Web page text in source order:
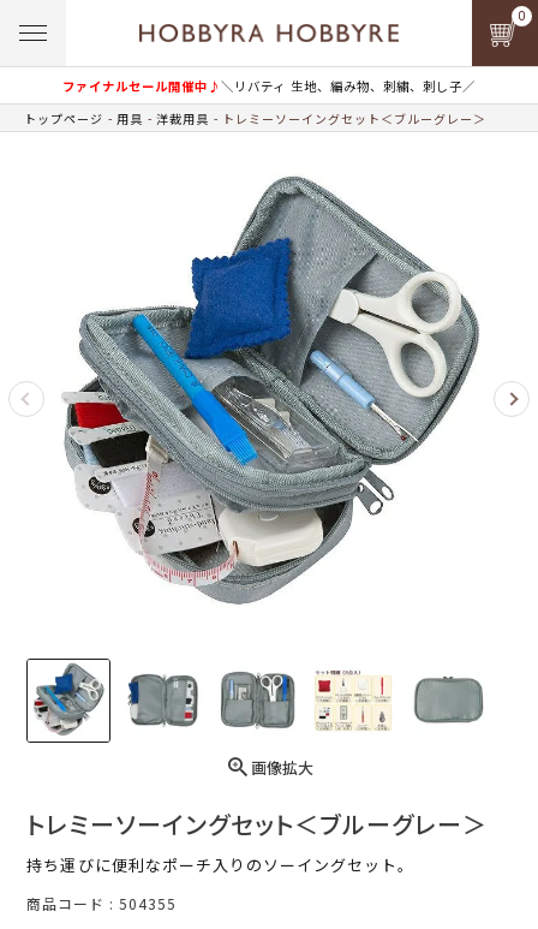
ファイナルセール開催中♪＼リバティ 生地、編み物、刺繍、刺し子／
0
トップページ 用具 洋裁用具 トレミーソーイングセット＜ブルーグレー＞
画像拡大
トレミーソーイングセット＜ブルーグレー＞
持ち運びに便利なポーチ入りのソーイングセット。
商品コード 504355